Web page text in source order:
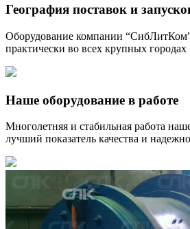
География поставок и
Оборудование компании
практически во всех крупных
Наше оборудование в работе
Многолетняя и стабильная работа
лучший показатель качества и